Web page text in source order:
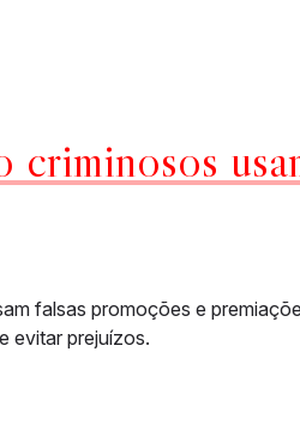
falsas promoções e
evitar prejuízos.